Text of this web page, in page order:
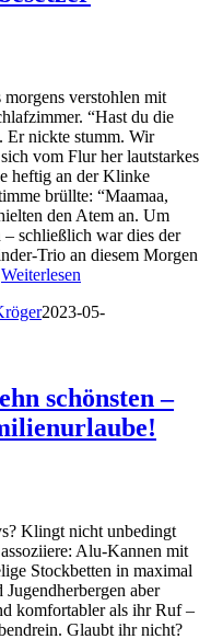
verstohlen mit
“Hast du die
Er nickte stumm. Wir
vom Flur her lautstarkes
heftig an der Klinke
brüllte: “Maamaa,
den Atem an. Um
schließlich war dies der
Trio an diesem Morgen
Weiterlesen
2023-05-
schönsten –
Klingt nicht unbedingt
Alu-Kannen mit
Stockbetten in maximal
aber
komfortabler als ihr Ruf –
Glaubt ihr nicht?